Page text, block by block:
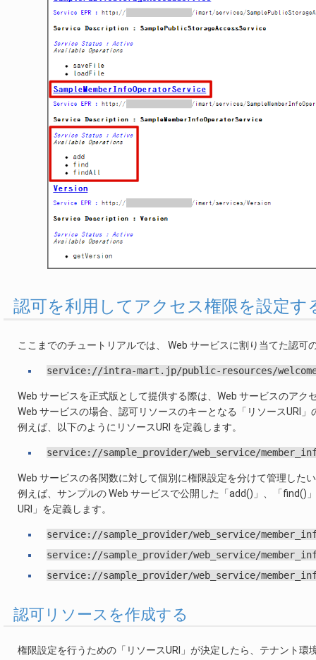
認可を利用してアクセス権限を設定す
ここまでのチュートリアルでは、 Web サービスに割り当てた認
service://intra-mart.jp/public-resources/
Web サービスを正式版として提供する際は、Web サービスのア
Web サービスの場合、認可リソースのキーとなる「リソースURI
例えば、以下のようにリソースURI を定義します。
service://sample_provider/web_service/
Web サービスの各関数に対して個別に権限設定を分けて管理した
例えば、サンプルの Web サービスで公開した「add()」、「find()
URI」を定義します。
service://sample_provider/web_service/
service://sample_provider/web_service/
service://sample_provider/web_service/
認可リソースを作成する
権限設定を行うための「リソースURI」が決定したら、テナント環